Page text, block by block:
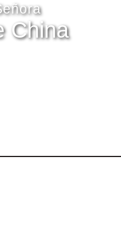
China